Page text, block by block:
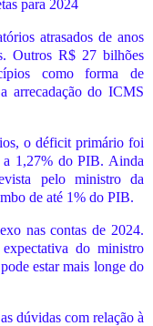
para 2024
atrasados de anos
Outros R$ 27 bilhões
como forma de
arrecadação do ICMS
o déficit primário foi
a 1,27% do PIB. Ainda
pelo ministro da
de até 1% do PIB.
nas contas de 2024.
do ministro
estar mais longe do
dúvidas com relação à